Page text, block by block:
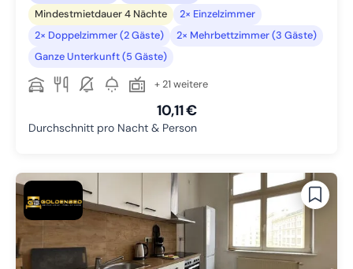
Mindestmietdauer 4 Nächte
2× Einzelzimmer
2× Doppelzimmer (2 Gäste)
2× Mehrbettzimmer (3 Gäste)
Ganze Unterkunft (5 Gäste)
+ 21 weitere
10,11 €
Durchschnitt pro Nacht & Person